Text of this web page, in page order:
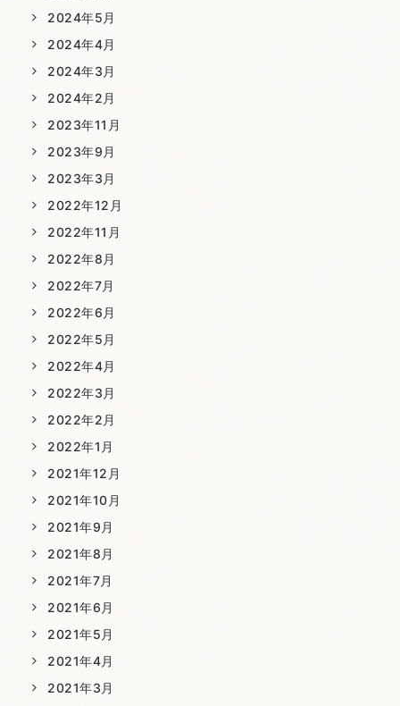
2024年5月
2024年4月
2024年3月
2024年2月
2023年11月
2023年9月
2023年3月
2022年12月
2022年11月
2022年8月
2022年7月
2022年6月
2022年5月
2022年4月
2022年3月
2022年2月
2022年1月
2021年12月
2021年10月
2021年9月
2021年8月
2021年7月
2021年6月
2021年5月
2021年4月
2021年3月